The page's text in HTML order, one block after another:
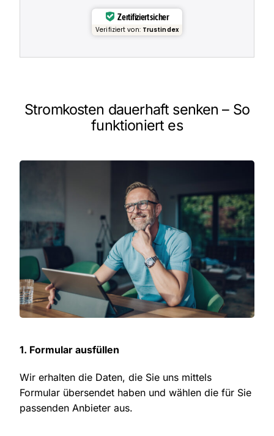
Zertifiziert sicher
Verifiziert von: Trustindex
Stromkosten dauerhaft senken – So
funktioniert es
1. Formular ausfüllen
Wir erhalten die Daten, die Sie uns mittels
Formular übersendet haben und wählen die für Sie
passenden Anbieter aus.